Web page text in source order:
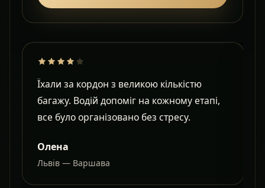
Їхали за кордон з великою кількістю
багажу. Водій допоміг на кожному етапі,
все було організовано без стресу.
Олена
Львів — Варшава